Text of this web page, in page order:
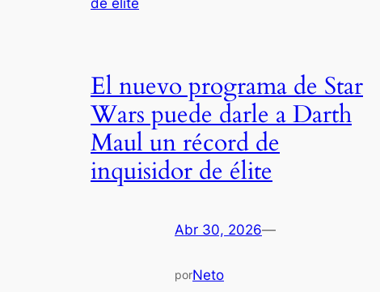
El nuevo programa de Star
Wars puede darle a Darth
Maul un récord de
inquisidor de élite
Abr 30, 2026—
porNeto